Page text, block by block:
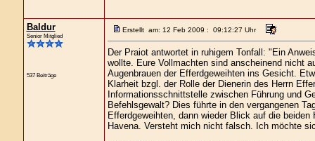
Baldur
Senior Mitglied
537 Beiträge
Erstellt am: 12 Feb 2009 : 09:12:27 Uhr
Der Praiot antwortet in ruhigem Tonfall: "Ein
wollte. Eure Vollmachten sind anscheinend nicht
Augenbrauen der Efferdgeweihten ins Gesicht.
Klarheit bzgl. der Rolle der Dienerin des Herrn
Informationsschnittstelle zwischen Führung und
Befehlsgewalt? Dies führte in den vergangenen
Efferdgeweihten, dann wieder Blick auf die
Havena. Versteht mich nicht falsch. Ich möchte